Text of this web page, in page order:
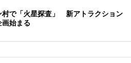
村で「火星探査」 新アトラクション
始まる